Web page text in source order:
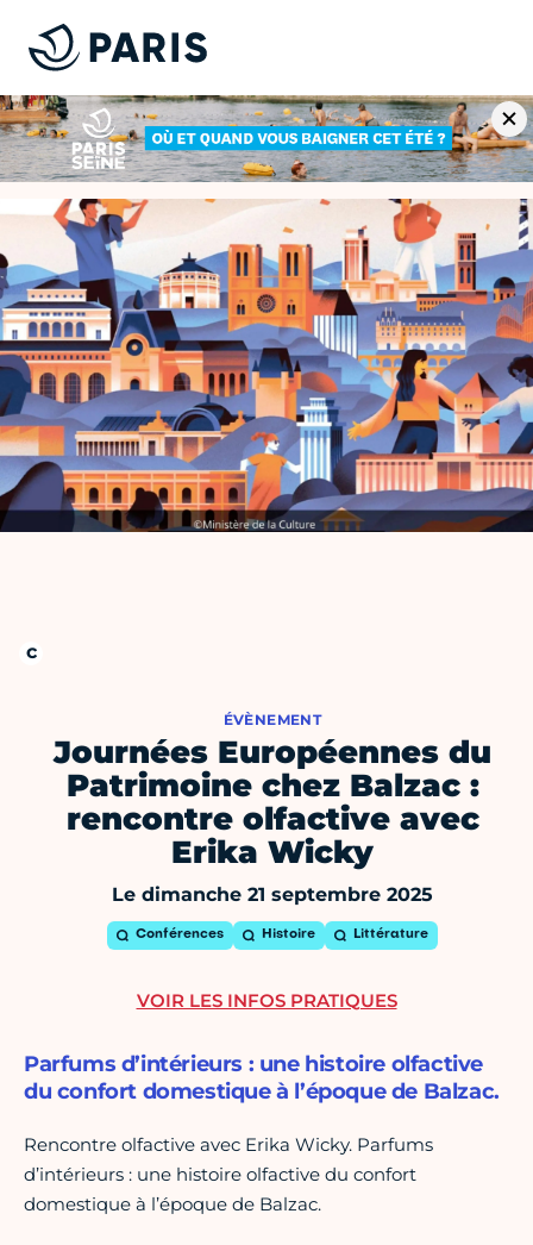
ÉVÈNEMENT
Journées Européennes du
Patrimoine chez Balzac :
rencontre olfactive avec
Erika Wicky
Le dimanche 21 septembre 2025
Conférences Histoire Littérature
Parfums d’intérieurs : une histoire olfactive
du confort domestique à l’époque de Balzac.
Rencontre olfactive avec Erika Wicky. Parfums
d’intérieurs : une histoire olfactive du confort
domestique à l’époque de Balzac.
VOIR LES INFOS PRATIQUES